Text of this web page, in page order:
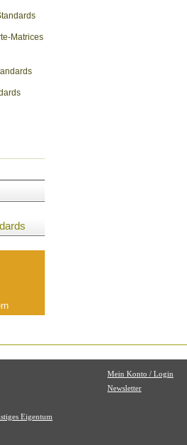
Matrices
Eigentum
Mein Konto / Login
Newsletter